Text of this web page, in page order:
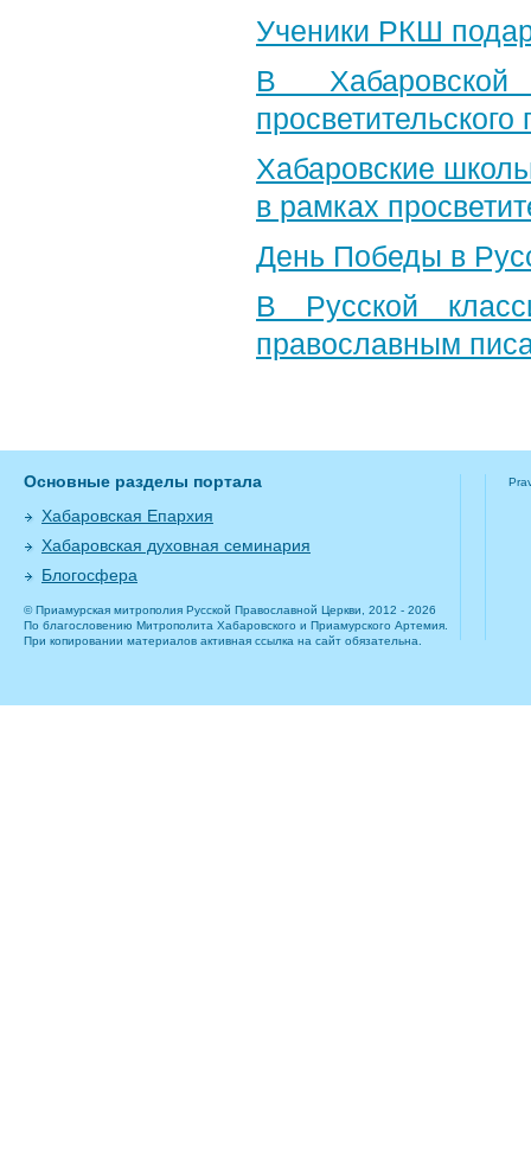
Ученики РКШ
В
Хабаровские
в рамках
День Победы в
В Русской
православным
Основные разделы портала
Хабаровская Епархия
Хабаровская духовная семинария
Блогосфера
© Приамурская митрополия Русской Православной Церкви, 2012 - 2026
По благословению Митрополита Хабаровского и Приамурского Артемия.
При копировании материалов активная ссылка на сайт обязательна.